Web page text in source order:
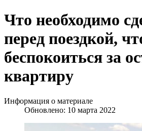
Что необходимо
перед поездкой,
беспокоиться за
квартиру
Информация о материале
Обновлено: 10 марта 2022